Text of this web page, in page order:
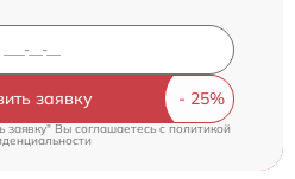
заявку
заявку" Вы соглашаетесь cполитикой